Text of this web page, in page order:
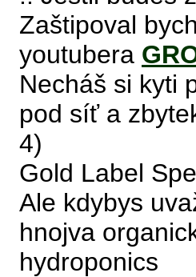
Zaštipoval
youtubera
Necháš si kyti
pod síť a
4)
Gold Label
Ale kdybys
hnojva
hydroponics